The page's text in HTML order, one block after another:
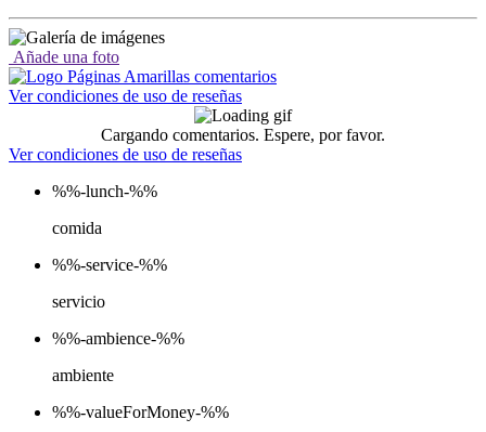
Añade una foto
Ver condiciones de uso de reseñas
Cargando comentarios. Espere, por favor.
Ver condiciones de uso de reseñas
%%-lunch-%%
comida
%%-service-%%
servicio
%%-ambience-%%
ambiente
%%-valueForMoney-%%